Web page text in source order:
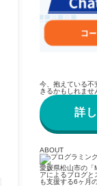
今、抱えている不
きるかもしれませ
詳
ABOUT
愛媛県松山市の「
アによるブログと
も支援する6ヶ月